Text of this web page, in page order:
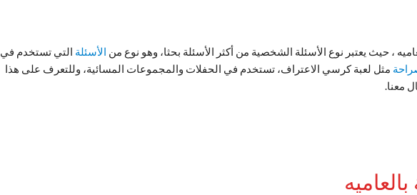
، حيث يعتبر نوع الأسئلة الشخصية من أكثر الأسئلة بحثا، وهو نوع من الأسئلة التي تستخدم في
مثل لعبة كرسي الاعتراف، تستخدم في الحفلات والمجموعات المسائية، وللتعرف على هذا
معنا.